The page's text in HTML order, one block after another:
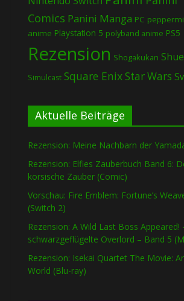
Comics Panini Manga PC
anime Playstation 5 polyband anime PS5
Rezension Shogakukan
Simulcast Square EnixStar Wars
Aktuelle Beiträge
Rezension: Meine Nachbarn der
Rezension: Elfies Zauberbuch Band 6:
korsische Zauber (Comic)
Vorschau: Fire Emblem: Fortune’s
(Switch 2)
Rezension: A Wild Last Boss Appeared!
schwarzgeflügelte Overlord – Band 5
Rezension: Isekai Quartet The Movie:
World (Blu-ray)